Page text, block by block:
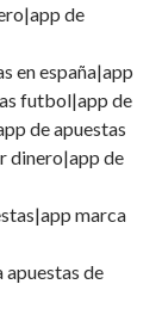
de
en españa|app
futbol|app de
de apuestas
dinero|app de
marca
apuestas de